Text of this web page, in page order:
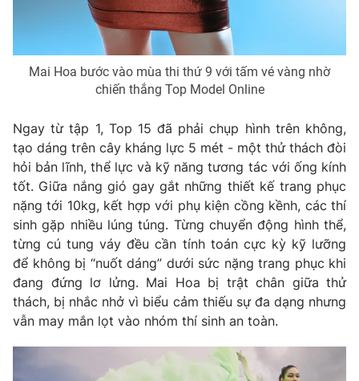
VTV Sức khoẻ Bất động sản
Thị trường 24h Tấm lòng Việt
VTV9 VTV8
Liên hệ tòa soạn English
THỜI BÁO VTV
Theo dõi báo trên
Cơ quan chủ quản:Đài Truyền hình Việt Nam
Mai Hoa bước vào mùa thi thứ 9 với tấm vé vàng nhờ
chiến thắng Top Model Online
Ngay từ tập 1, Top 15 đã phải chụp hình trên không,
tạo dáng trên cây kháng lực 5 mét - một thử thách đòi
hỏi bản lĩnh, thể lực và kỹ năng tương tác với ống kính
tốt. Giữa nắng gió gay gắt những thiết kế trang phục
nặng tới 10kg, kết hợp với phụ kiện cồng kềnh, các thí
sinh gặp nhiều lúng túng. Từng chuyển động hình thể,
từng cú tung váy đều cần tính toán cực kỳ kỹ lưỡng
để không bị “nuốt dáng” dưới sức nặng trang phục khi
đang đứng lơ lửng. Mai Hoa bị trật chân giữa thử
thách, bị nhắc nhở vì biểu cảm thiếu sự đa dạng nhưng
vẫn may mắn lọt vào nhóm thí sinh an toàn.